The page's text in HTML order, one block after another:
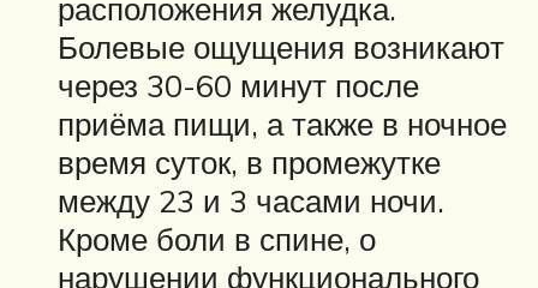
расположения желудка.
Болевые ощущения возникают
через 30-60 минут после
приёма пищи, а также в ночное
время суток, в промежутке
между 23 и 3 часами ночи.
Кроме боли в спине, о
нарушении функционального